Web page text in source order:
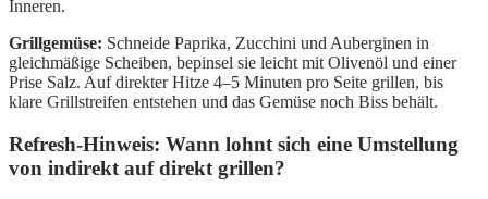
Inneren.
Grillgemüse: Schneide Paprika, Zucchini und Auberginen in
gleichmäßige Scheiben, bepinsel sie leicht mit Olivenöl und einer
Prise Salz. Auf direkter Hitze 4–5 Minuten pro Seite grillen, bis
klare Grillstreifen entstehen und das Gemüse noch Biss behält.
Refresh-Hinweis: Wann lohnt sich eine Umstellung
von indirekt auf direkt grillen?